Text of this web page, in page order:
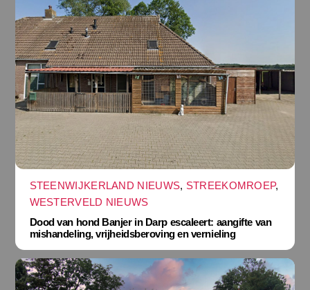
STEENWIJKERLAND NIEUWS, STREEKOMROEP,
WESTERVELD NIEUWS
Dood van hond Banjer in Darp escaleert: aangifte van
mishandeling, vrijheidsberoving en vernieling